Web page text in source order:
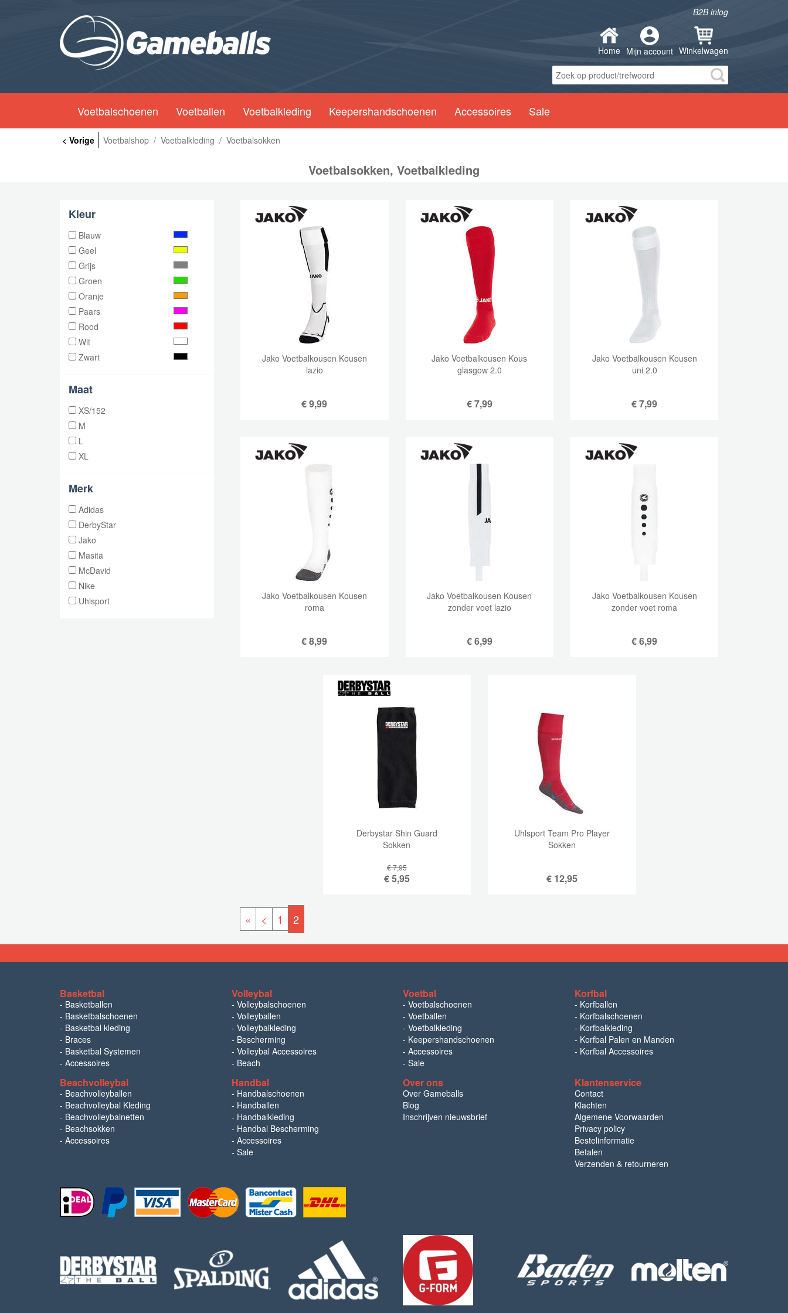
B2B inlog
Home Mijn account Winkelwagen
Voetbalschoenen Voetballen Voetbalkleding Keepershandschoenen Accessoires Sale
< Vorige Voetbalshop / Voetbalkleding / Voetbalsokken
Voetbalsokken, Voetbalkleding
Jako Voetbalkousen Kousen
lazio
€9,99
Jako Voetbalkousen Kous
glasgow 2.0
€7,99
Jako Voetbalkousen Kousen
uni 2.0
€7,99
Jako Voetbalkousen Kousen
roma
€8,99
Jako Voetbalkousen Kousen
zonder voet lazio
€6,99
Jako Voetbalkousen Kousen
zonder voet roma
€6,99
Derbystar Shin Guard
Sokken
€ 7,95
€5,95
Uhlsport Team Pro Player
Sokken
€ 12,95
« < 1 2
Kleur
Blauw
Geel
Grijs
Groen
Oranje
Paars
Rood
Wit
Zwart
Maat
XS/152
M
L
XL
Merk
Adidas
DerbyStar
Jako
Masita
McDavid
Nike
Uhlsport
Basketbal
- Basketballen
- Basketbalschoenen
- Basketbal kleding
- Braces
- Basketbal Systemen
- Accessoires
Volleybal
- Volleybalschoenen
- Volleyballen
- Volleybalkleding
- Bescherming
- Volleybal Accessoires
- Beach
Voetbal
- Voetbalschoenen
- Voetballen
- Voetbalkleding
- Keepershandschoenen
- Accessoires
- Sale
Korfbal
- Korfballen
- Korfbalschoenen
- Korfbalkleding
- Korfbal Palen en Manden
- Korfbal Accessoires
Beachvolleybal
- Beachvolleyballen
- Beachvolleybal Kleding
- Beachvolleybalnetten
- Beachsokken
- Accessoires
Handbal
- Handbalschoenen
- Handballen
- Handbalkleding
- Handbal Bescherming
- Accessoires
- Sale
Over ons
Over Gameballs
Blog
Inschrijven nieuwsbrief
Klantenservice
Contact
Klachten
Algemene Voorwaarden
Privacy policy
Bestelinformatie
Betalen
Verzenden & retourneren